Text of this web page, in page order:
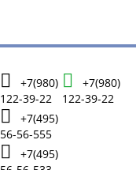
+7(980)
122-39-22
+7(495)
56-56-555
+7(495)
+7(980)
122-39-22